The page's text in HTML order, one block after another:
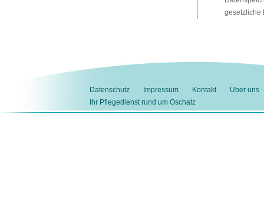
gesetzliche
Datenschutz Impressum Kontakt
Über uns
Ihr Pflegedienst rund um Oschatz